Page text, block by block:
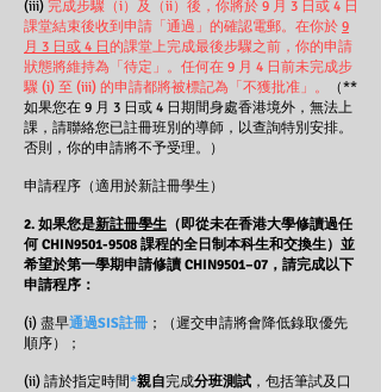
(iii) 完成步驟（i）及（ii）後，你將於 9 月 3 日或 4 日
課堂結束後收到申請「通過」的確認電郵。在你於 9
月 3 日或 4 日 的課堂上完成最後步驟之前，你的申請
狀態將維持為「待定」。任何在 9 月 4 日前未完成步
驟 (i) 至 (iii) 的申請都將被標記為「不獲批准」。
（**
如果您在 9 月 3 日或 4 日期間身處香港境外，無法上
課，請聯絡您已註冊班別的導師，以查詢特別安排。
否則，你的申請將不予受理。）
申請程序（適用於新註冊學生）
2. 如果您是新註冊學生 （即從未在香港大學修讀過任
何 CHIN9501-9508 課程的全日制本科生和交換生）並
希望於第一學期申請修讀 CHIN9501–07，請完成以下
申請程序 ​：
(i) 盡早通過SIS註冊 ；（遲交申請將會降低錄取優先
順序）；
(ii) 請於指定時間*親自完成分班測試 ，包括筆試及口